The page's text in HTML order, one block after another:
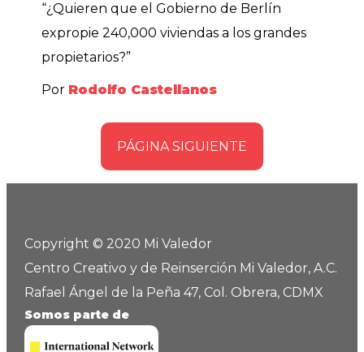
“¿Quieren que el Gobierno de Berlín
expropie 240,000 viviendas a los grandes
propietarios?”
Por Rodolfo Castellanos
PÁGINA SIGUIENTE
Copyright © 2020 Mi Valedor
Centro Creativo y de Reinserción Mi Valedor, A.C.
Rafael Ángel de la Peña 47, Col. Obrera, CDMX
Somos parte de